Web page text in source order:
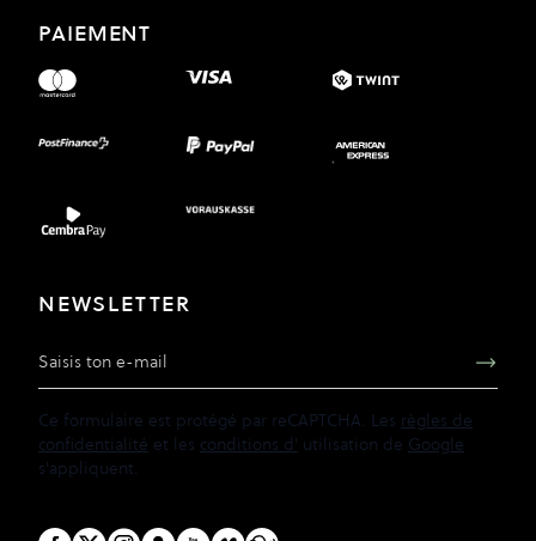
PAIEMENT
NEWSLETTER
Adresse e-mail
Ce formulaire est protégé par reCAPTCHA. Les règles de
confidentialité et les conditions d' utilisation de Google
s'appliquent.